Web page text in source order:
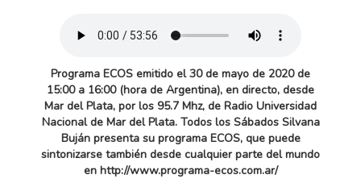
Programa ECOS emitido el 30 de mayo de 2020 de
15:00 a 16:00 (hora de Argentina), en directo, desde
Mar del Plata, por los 95.7 Mhz, de Radio Universidad
Nacional de Mar del Plata. Todos los Sábados Silvana
Buján presenta su programa ECOS, que puede
sintonizarse también desde cualquier parte del mundo
en http://www.programa-ecos.com.ar/